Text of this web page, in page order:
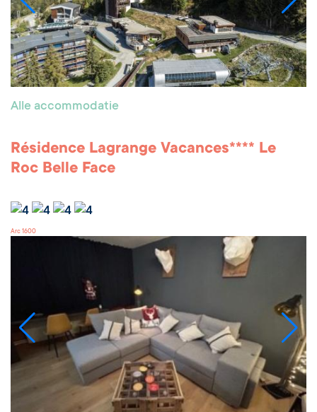
Alle accommodatie
Résidence Lagrange Vacances**** Le
Roc Belle Face
Arc 1600